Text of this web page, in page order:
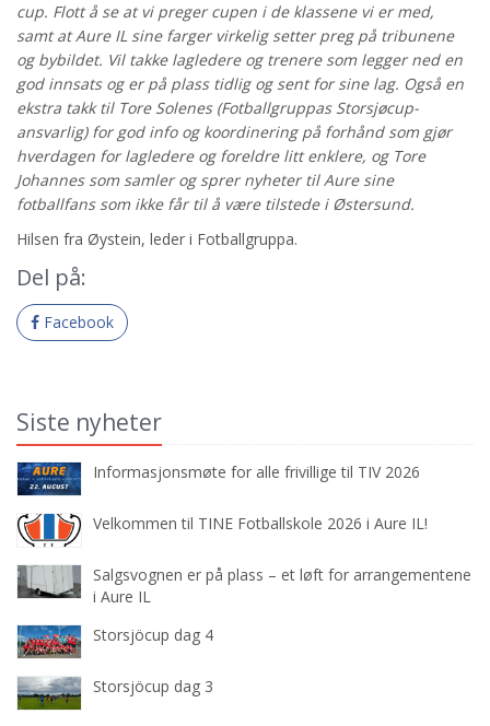
cup. Flott å se at vi preger cupen i de klassene vi er med,
samt at Aure IL sine farger virkelig setter preg på tribunene
og bybildet. Vil takke lagledere og trenere som legger ned en
god innsats og er på plass tidlig og sent for sine lag. Også en
ekstra takk til Tore Solenes (Fotballgruppas Storsjøcup-
ansvarlig) for god info og koordinering på forhånd som gjør
hverdagen for lagledere og foreldre litt enklere, og Tore
Johannes som samler og sprer nyheter til Aure sine
fotballfans som ikke får til å være tilstede i Østersund.
Hilsen fra Øystein, leder i Fotballgruppa.
Del på:
Facebook
Siste nyheter
Informasjonsmøte for alle frivillige til TIV 2026
Velkommen til TINE Fotballskole 2026 i Aure IL!
Salgsvognen er på plass – et løft for arrangementene
i Aure IL
Storsjöcup dag 4
Storsjöcup dag 3